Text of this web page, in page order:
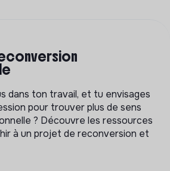
dans ton travail, et tu envisages
pour trouver plus de sens
? Découvre les ressources
à un projet de reconversion et